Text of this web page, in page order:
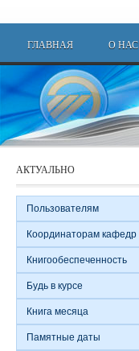
Main menu
ГЛАВНАЯ О НАС
АКТУАЛЬНО
Пользователям
Координаторам кафедр
Книгообеспеченность
Будь в курсе
Книга месяца
Памятные даты